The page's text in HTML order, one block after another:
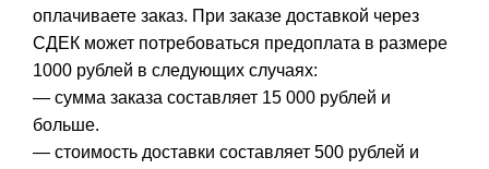
оплачиваете заказ. При заказе доставкой через
СДЕК может потребоваться предоплата в размере
1000 рублей в следующих случаях:
— сумма заказа составляет 15 000 рублей и
больше.
— стоимость доставки составляет 500 рублей и